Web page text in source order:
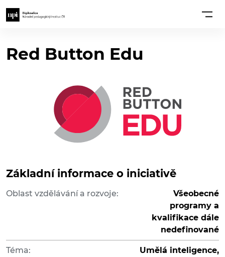
Red Button Edu
Základní informace o iniciativě
Oblast vzdělávání a rozvoje:
Všeobecné
programy a
kvalifikace dále
nedefinované
Téma:
Umělá inteligence,